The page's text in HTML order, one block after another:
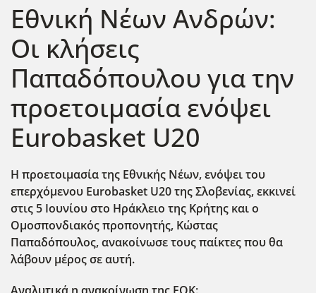
Εθνική Νέων Ανδρών:
Οι κλήσεις
Παπαδόπουλου για την
προετοιμασία ενόψει
Eurobasket U20
Η προετοιμασία της Εθνικής Νέων, ενόψει του
επερχόμενου Eurobasket U20 της Σλοβενίας, εκκινεί
στις 5 Ιουνίου στο Ηράκλειο της Κρήτης και ο
Ομοσπονδιακός προπονητής, Κώστας
Παπαδόπουλος, ανακοίνωσε τους παίκτες που θα
λάβουν μέρος σε αυτή.